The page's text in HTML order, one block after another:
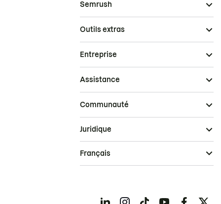
Semrush
Outils extras
Entreprise
Assistance
Communauté
Juridique
Français